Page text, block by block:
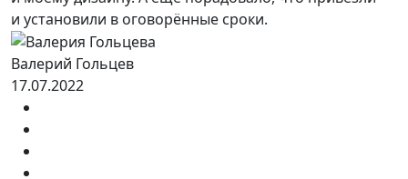
и установили в оговорённые сроки.
Валерий Гольцев
17.07.2022